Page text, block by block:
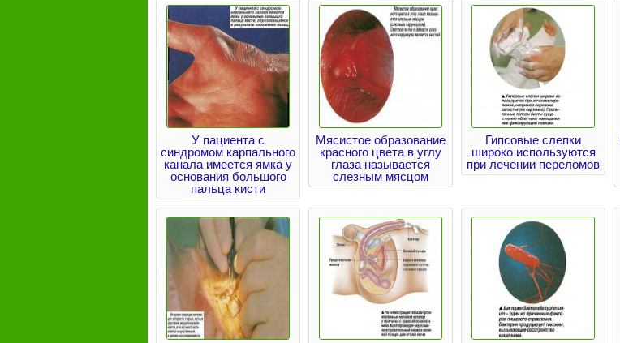
У пациента с
синдромом карпального
канала имеется ямка у
основания большого
пальца кисти
Мясистое образование
красного цвета в углу
глаза называется
слезным мясцом
Гипсовые слепки
широко используются
при лечении переломов